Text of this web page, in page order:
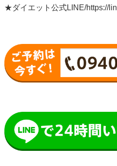
★ダイエット公式LINE/https://